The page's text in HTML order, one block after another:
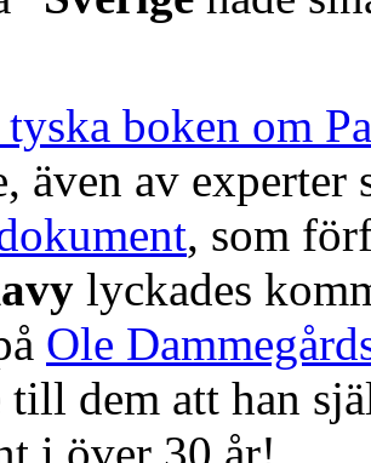
boken om
även av experter
, som
lyckades
Ole
till dem att han
i över 30 år!